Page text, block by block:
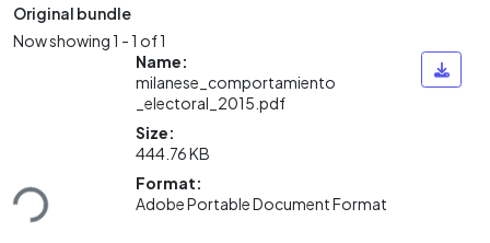
Original bundle
Now showing1 - 1 of 1
Name:
milanese_comportamiento
_electoral_2015.pdf
Size:
444.76 KB
Format:
Adobe Portable Document Format